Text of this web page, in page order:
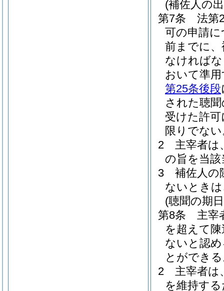
(補佐人の
第7条
法第
可の申請
前までに、
なければ
おいて準
第25条後段
された聴
受けた許
限りでな
2
主宰者は
の旨を当
3
補佐人の
ないとき
(聴聞の期
第8条
主宰
を超えて
ないと認
とができ
2
主宰者は
を維持す